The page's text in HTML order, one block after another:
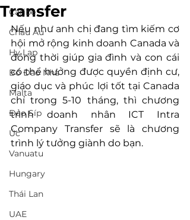
Caribe
Châu Âu
Hy Lạp
Bồ Đào Nha
Malta
Đảo Síp
Úc
Vanuatu
Hungary
Thái Lan
UAE
Transfer
Nếu như anh chị đang tìm kiếm cơ
hội mở rộng kinh doanh Canada và
đồng thời giúp gia đình và con cái
có thể hưởng được quyền định cư,
giáo dục và phúc lợi tốt tại Canada
chỉ trong 5-10 tháng, thì chương
trình doanh nhân ICT Intra
Company Transfer sẽ là chương
trình lý tưởng giành do bạn.